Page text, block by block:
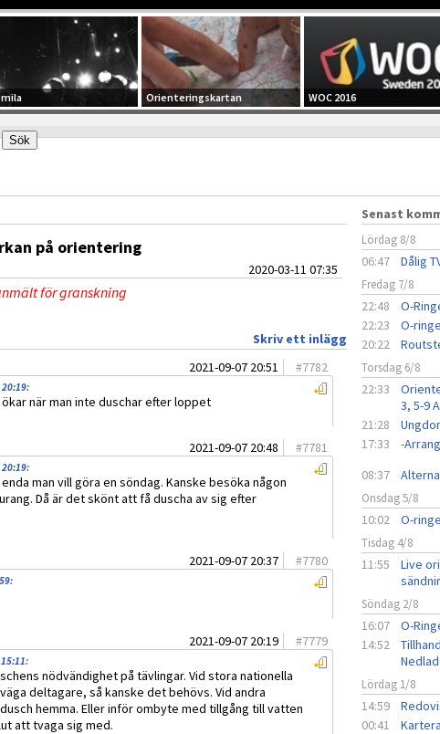
Orienteringskartan WOC 2016
på orientering
2020-03-11 07:35
för granskning
Skriv ett inlägg
2021-09-07 20:51 #7782
:
när man inte duschar efter loppet
2021-09-07 20:48 #7781
:
man vill göra en söndag. Kanske besöka någon
Då är det skönt att få duscha av sig efter
2021-09-07 20:37 #7780
:
2021-09-07 20:19 #7779
:
nödvändighet på tävlingar. Vid stora nationella
deltagare, så kanske det behövs. Vid andra
hemma. Eller inför ombyte med tillgång till vatten
att tvaga sig med.
Senast
Lördag 8/8
06:47 Dålig
Fredag 7/8
22:48 O-
22:23
O-
20:22
Torsdag 6/8
22:33
3, 5-9
21:28
17:33
-
08:37
Onsdag 5/8
10:02 O-
Tisdag 4/8
11:55
Live
Söndag 2/8
16:07 O-
14:52
Lördag 1/8
14:59
00:41